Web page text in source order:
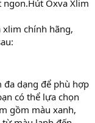
Hút Oxva Xlim
chính hãng,
đa dạng để phù hợp
có thể lựa chọn
gồm màu xanh,